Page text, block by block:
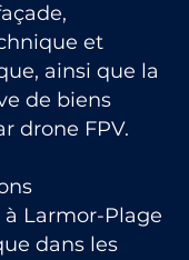
et
ainsi que la
de biens
drone FPV.
Larmor-Plage
dans les